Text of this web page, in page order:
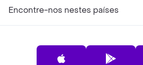
Encontre-nos nestes países